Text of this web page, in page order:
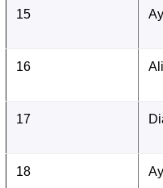
15
16
17
18